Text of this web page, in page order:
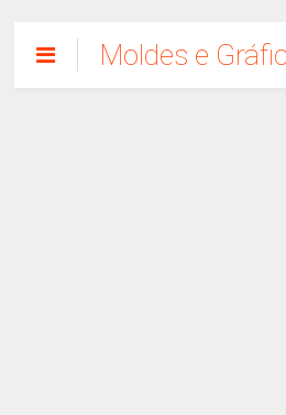
Moldes e
Como Fazer